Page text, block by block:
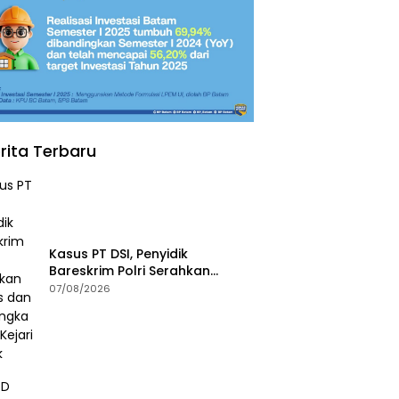
Terbaru
Kasus PT DSI, Penyidik
Bareskrim Polri Serahkan
Berkas dan Tersangka AS ke
07/08/2026